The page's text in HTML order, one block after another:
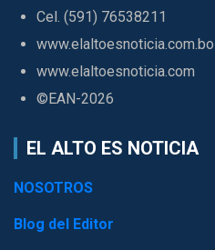
Cel. (591) 76538211
www.elaltoesnoticia.com.bo
www.elaltoesnoticia.com
©EAN-2026
EL ALTO ES NOTICIA
NOSOTROS
Blog del Editor